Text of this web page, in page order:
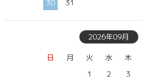
30
31
2026年09月
日 月 火 水 木
1
2 3